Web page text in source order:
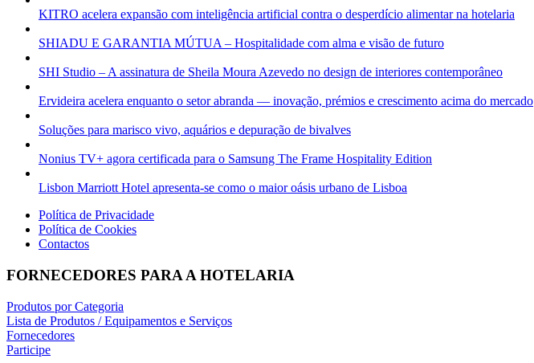
KITRO acelera expansão com inteligência artificial contra o desperdício alimentar na hotelaria
SHIADU E GARANTIA MÚTUA – Hospitalidade com alma e visão de futuro
SHI Studio – A assinatura de Sheila Moura Azevedo no design de interiores contemporâneo
Ervideira acelera enquanto o setor abranda — inovação, prémios e crescimento acima do mercado
Soluções para marisco vivo, aquários e depuração de bivalves
Nonius TV+ agora certificada para o Samsung The Frame Hospitality Edition
Lisbon Marriott Hotel apresenta-se como o maior oásis urbano de Lisboa
Política de Privacidade
Política de Cookies
Contactos
FORNECEDORES PARA A HOTELARIA
Produtos por Categoria
Lista de Produtos / Equipamentos e Serviços
Fornecedores
Participe